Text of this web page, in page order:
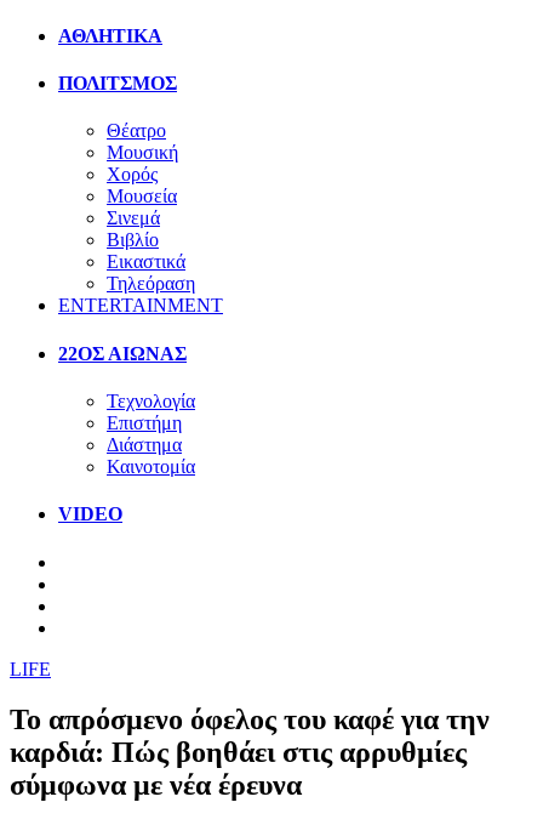
ΑΘΛΗΤΙΚΑ
ΠΟΛΙΤΣΜΟΣ
Θέατρο
Μουσική
Χορός
Μουσεία
Σινεμά
Βιβλίο
Εικαστικά
Τηλεόραση
ENTERTAINMENT
22ΟΣ ΑΙΩΝΑΣ
Τεχνολογία
Επιστήμη
Διάστημα
Καινοτομία
VIDEO
LIFE
Το απρόσμενο όφελος του καφέ για την
καρδιά: Πώς βοηθάει στις αρρυθμίες
σύμφωνα με νέα έρευνα